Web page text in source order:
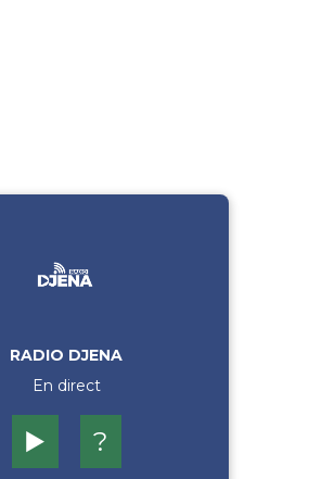
RADIO DJENA
En direct
▶️ ?